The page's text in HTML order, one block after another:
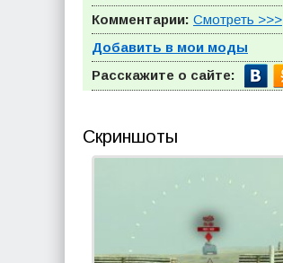
Комментарии: Смотреть >>>
Добавить в мои моды
Расскажите о сайте:
Скриншоты